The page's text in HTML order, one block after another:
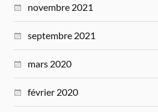
novembre 2021
septembre 2021
mars 2020
février 2020